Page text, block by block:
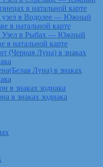
в натальной карте
узел в Водолее — Южный
в натальной карте
Узел в Рыбах — Южный
в натальной карте
(Черная Луна) в знаках
Луна) в знаках
в знаках зодиака
в знаках зодиака